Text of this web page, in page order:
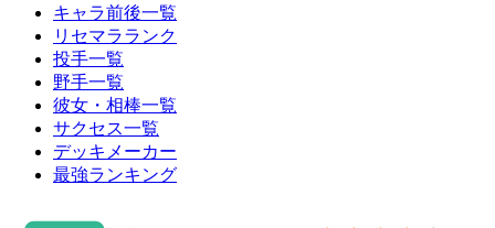
キャラ前後一覧
リセマラランク
投手一覧
野手一覧
彼女・相棒一覧
サクセス一覧
デッキメーカー
最強ランキング